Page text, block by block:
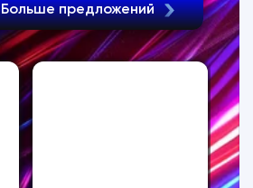
Больше предложений